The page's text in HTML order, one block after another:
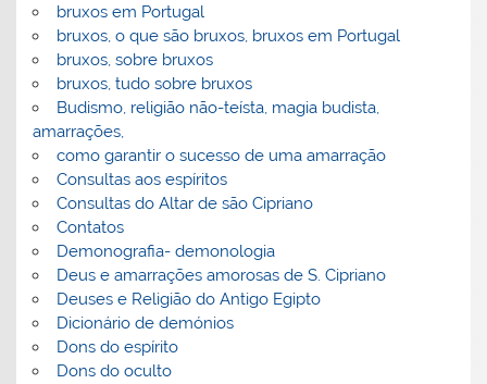
bruxos em Portugal
bruxos, o que são bruxos, bruxos em Portugal
bruxos, sobre bruxos
bruxos, tudo sobre bruxos
Budismo, religião não-teísta, magia budista,
amarrações,
como garantir o sucesso de uma amarração
Consultas aos espíritos
Consultas do Altar de são Cipriano
Contatos
Demonografia- demonologia
Deus e amarrações amorosas de S. Cipriano
Deuses e Religião do Antigo Egipto
Dicionário de demónios
Dons do espírito
Dons do oculto